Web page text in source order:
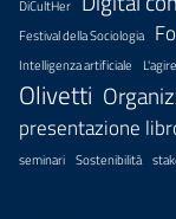
DiCultHer
Festival della Sociologia
Intelligenza artificiale
Olivetti
presentazione
seminari Sostenibilità